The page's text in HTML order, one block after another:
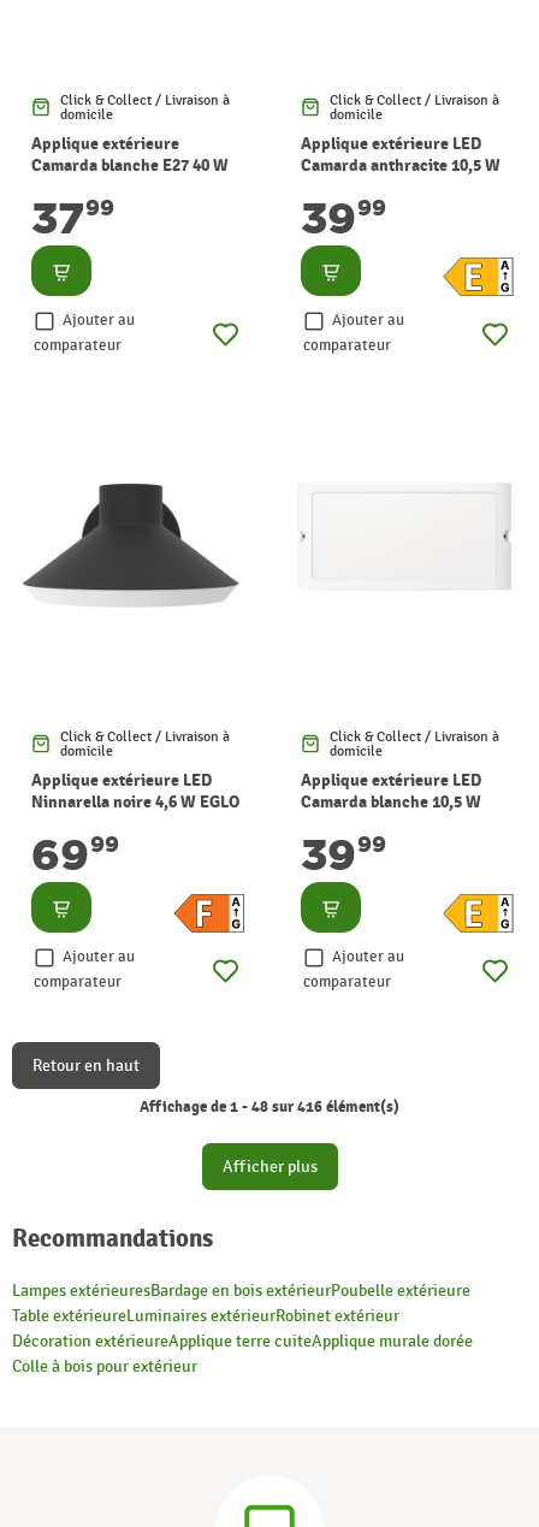
Click & Collect / Livraison à
domicile
Applique extérieure
Camarda blanche E27 40 W
3799
Consulter
Ajouter au
comparateur
Click & Collect / Livraison à
domicile
Applique extérieure LED
Camarda anthracite 10,5 W
3999
Consulter
Ajouter au
comparateur
Click & Collect / Livraison à
domicile
Applique extérieure LED
Ninnarella noire 4,6 W EGLO
6999
Consulter
Ajouter au
comparateur
Click & Collect / Livraison à
domicile
Applique extérieure LED
Camarda blanche 10,5 W
3999
Consulter
Ajouter au
comparateur
Retour en haut
Affichage de 1 - 48 sur 416 élément(s)
Afficher plus
Recommandations
Lampes extérieuresBardage en bois extérieurPoubelle extérieure
Table extérieureLuminaires extérieurRobinet extérieur
Décoration extérieureApplique terre cuiteApplique murale dorée
Colle à bois pour extérieur